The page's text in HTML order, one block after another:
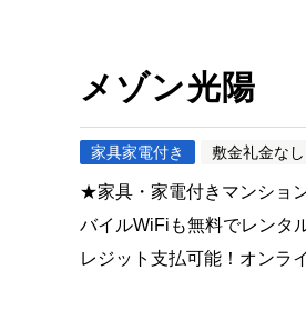
メゾン光陽
家具家電付き 敷金礼金なし
★家具・家電付きマンショ
バイルWiFiも無料でレンタ
レジット支払可能！オンラ